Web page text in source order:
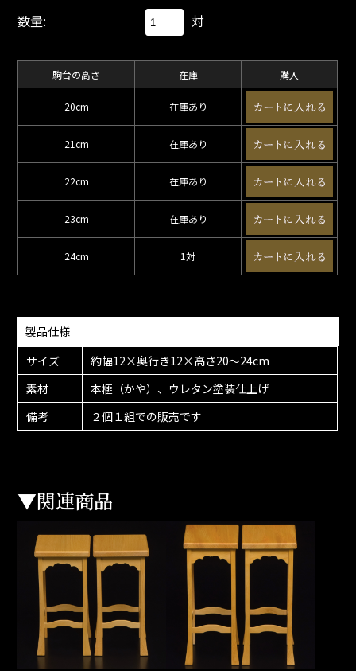
数量: 対
駒台の高さ 在庫 購入
20cm 在庫あり
21cm 在庫あり
22cm 在庫あり
23cm 在庫あり
24cm 1対
製品仕様
サイズ
約幅12×奥行き12×高さ20～24cm
素材
本榧（かや）、ウレタン塗装仕上げ
備考
２個１組での販売です
▼関連商品